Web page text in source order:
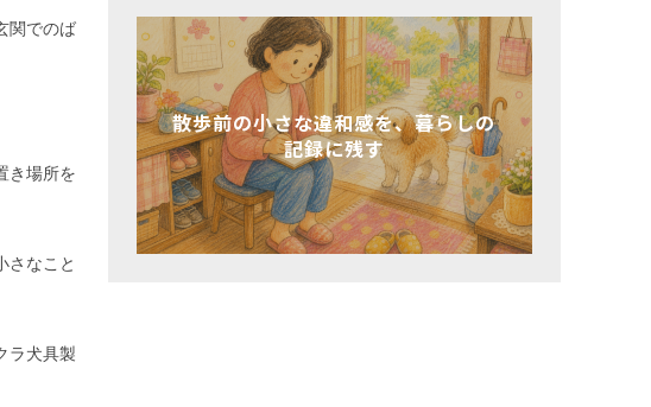
関でのば
き場所を
さなこと
ラ犬具製
散歩前の小さな違和感を、暮らしの
記録に残す